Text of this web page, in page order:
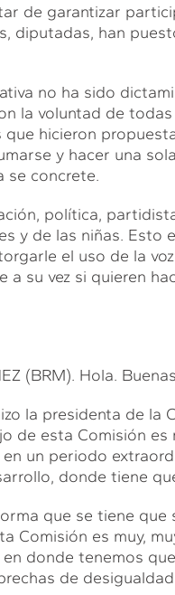
de garantizar
diputadas, han
no ha sido
la voluntad de
hicieron
y hacer una
se concrete.
política,
y de las niñas. Esto
el uso de la
a su vez si quieren
(BRM). Hola.
la presidenta de la
de esta Comisión
un periodo
donde tiene
que se tiene
Comisión es muy,
donde tenemos
de